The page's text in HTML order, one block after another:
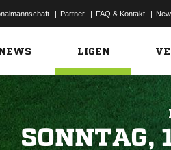
| Partner | FAQ & Kontakt |
LIGEN
